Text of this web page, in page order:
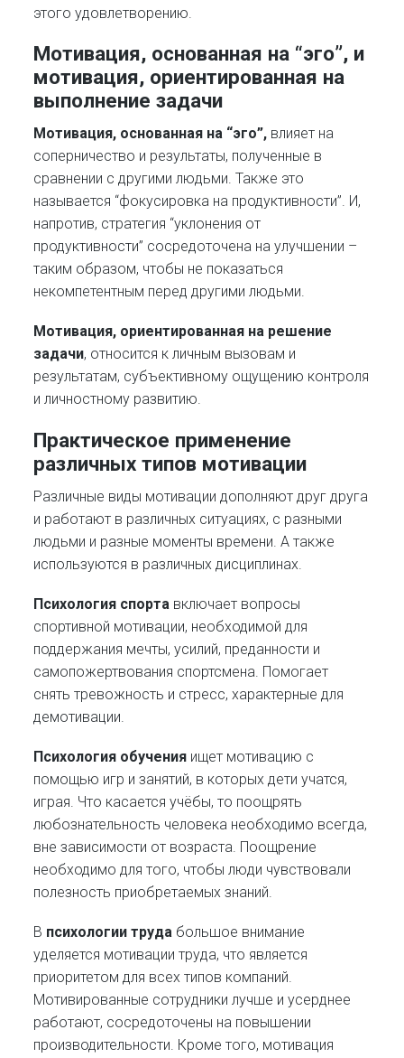
этого удовлетворению.
Мотивация, основанная на “эго”, и
мотивация, ориентированная на
выполнение задачи
Мотивация, основанная на “эго”, влияет на
соперничество и результаты, полученные в
сравнении с другими людьми. Также это
называется “фокусировка на продуктивности”. И,
напротив, стратегия “уклонения от
продуктивности” сосредоточена на улучшении –
таким образом, чтобы не показаться
некомпетентным перед другими людьми.
Мотивация, ориентированная на решение
задачи, относится к личным вызовам и
результатам, субъективному ощущению контроля
и личностному развитию.
Практическое применение
различных типов мотивации
Различные виды мотивации дополняют друг друга
и работают в различных ситуациях, с разными
людьми и разные моменты времени. А также
используются в различных дисциплинах.
Психология спорта включает вопросы
спортивной мотивации, необходимой для
поддержания мечты, усилий, преданности и
самопожертвования спортсмена. Помогает
снять тревожность и стресс, характерные для
демотивации.
Психология обучения ищет мотивацию с
помощью игр и занятий, в которых дети учатся,
играя. Что касается учёбы, то поощрять
любознательность человека необходимо всегда,
вне зависимости от возраста. Поощрение
необходимо для того, чтобы люди чувствовали
полезность приобретаемых знаний.
В психологии труда большое внимание
уделяется мотивации труда, что является
приоритетом для всех типов компаний.
Мотивированные сотрудники лучше и усерднее
работают, сосредоточены на повышении
производительности. Кроме того, мотивация